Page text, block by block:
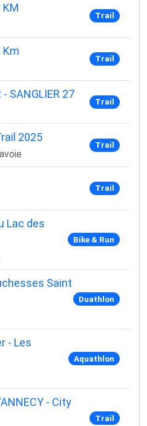
KM
Trail
Km
Trail
- SANGLIER 27
Trail
2025
Trail
Trail
Lac des
Bike & Run
Saint
Duathlon
- Les
Aquathlon
- City
Trail